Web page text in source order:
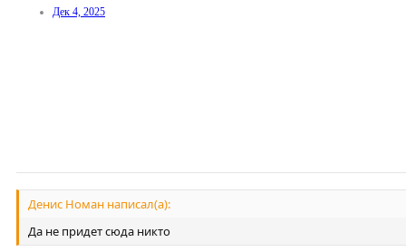
Дек 4, 2025
Денис Номан написал(а):
Да не придет сюда никто